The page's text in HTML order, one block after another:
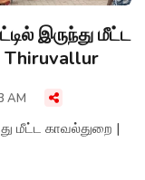
இருந்து மீட்ட
Thiruvallur
AM
மீட்ட காவல்துறை |